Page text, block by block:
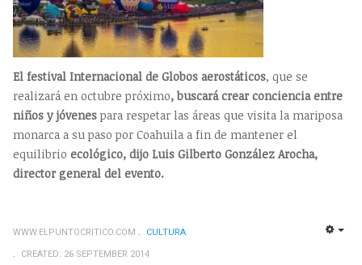
El festival Internacional de Globos aerostáticos, que se
realizará en octubre próximo, buscará crear conciencia entre
niños y jóvenes para respetar las áreas que visita la mariposa
monarca a su paso por Coahuila a fin de mantener el
equilibrio ecológico, dijo Luis Gilberto González Arocha,
director general del evento.
WWW.ELPUNTOCRITICO.COM
CULTURA
CREATED: 26 SEPTEMBER 2014